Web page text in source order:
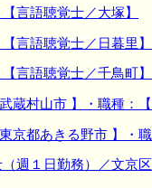
言語聴覚士／大塚】
言語聴覚士／日暮里】
言語聴覚士／千鳥町】
村山市 】・職種：【
都あきる野市 】・職
週１日勤務）／文京区